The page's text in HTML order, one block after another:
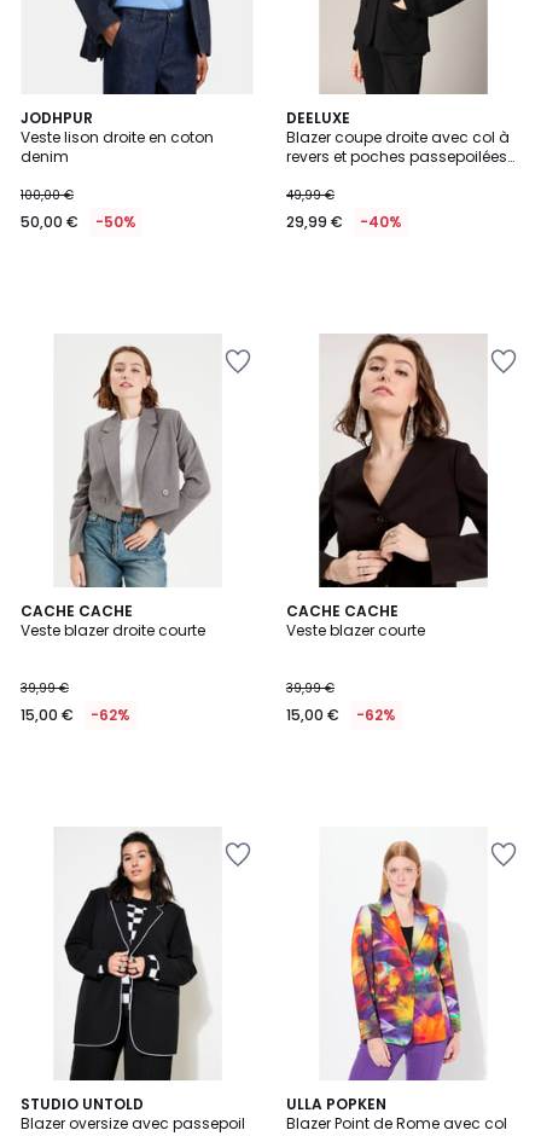
JODHPUR
Veste lison droite en coton
denim
100,00 €
50,00 € -50%
DEELUXE
Blazer coupe droite avec col à
revers et poches passepoilées
49,99 €
29,99 € -40%
CACHE CACHE
Veste blazer droite courte
39,99 €
15,00 € -62%
CACHE CACHE
Veste blazer courte
39,99 €
15,00 € -62%
STUDIO UNTOLD
Blazer oversize avec passepoil
2
Couleurs
ULLA POPKEN
Blazer Point de Rome avec col